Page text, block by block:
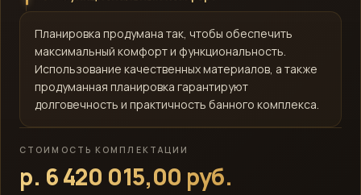
Планировка продумана так, чтобы обеспечить
максимальный комфорт и функциональность.
Использование качественных материалов, а также
продуманная планировка гарантируют
долговечность и практичность банного комплекса.
СТОИМОСТЬ КОМПЛЕКТАЦИИ
р. 6 420 015,00 руб.